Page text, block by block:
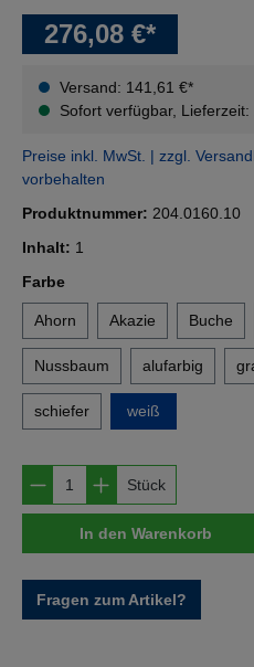
276,08 €*
Versand: 141,61 €*
Sofort verfügbar, Lieferzeit:
Preise inkl. MwSt. | zzgl.
vorbehalten
Produktnummer: 204.0160.10
Inhalt: 1
Farbeauswählen
Ahorn Akazie Buche
Nussbaum alufarbig
schiefer weiß
Produkt Anzahl: Gib
Stück
In den Warenkorb
Fragen zum Artikel?